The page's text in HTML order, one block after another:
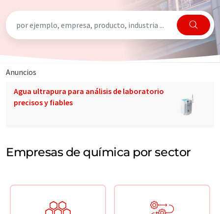
Anuncios
Agua ultrapura para análisis de laboratorio
precisos y fiables
Empresas de química por sector